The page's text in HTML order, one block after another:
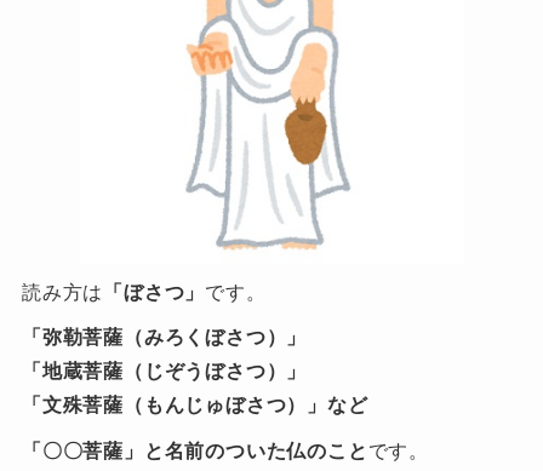
読み方は 「ぼさつ」 です。
「弥勒菩薩（みろくぼさつ）」
「地蔵菩薩（じぞうぼさつ）」
「文殊菩薩（もんじゅぼさつ）」など
「〇〇菩薩」と名前のついた仏のこと です。